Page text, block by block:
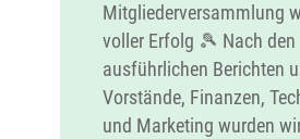
Mitgliederversammlung
voller Erfolg 🎾 Nach den
ausführlichen Berichten
Vorstände, Finanzen,
und Marketing wurden